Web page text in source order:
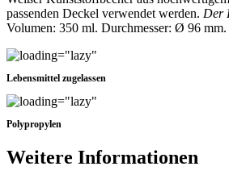
passenden Deckel verwendet werden. Der
Volumen: 350 ml. Durchmesser: Ø 96
Lebensmittel zugelassen
Polypropylen
Weitere Informationen